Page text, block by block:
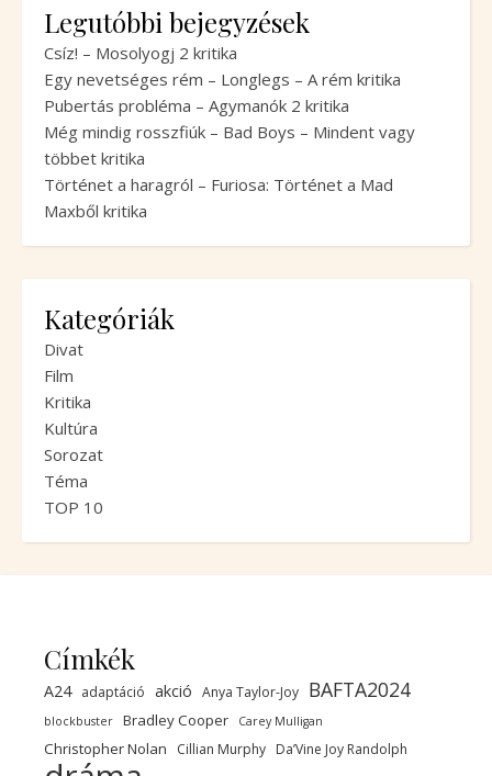
Legutóbbi bejegyzések
Csíz! – Mosolyogj 2 kritika
Egy nevetséges rém – Longlegs – A rém kritika
Pubertás probléma – Agymanók 2 kritika
Még mindig rosszfiúk – Bad Boys – Mindent vagy
többet kritika
Történet a haragról – Furiosa: Történet a Mad
Maxből kritika
Kategóriák
Divat
Film
Kritika
Kultúra
Sorozat
Téma
TOP 10
Címkék
A24 adaptáció akció Anya Taylor-Joy BAFTA2024
blockbuster Bradley Cooper Carey Mulligan
Christopher Nolan Cillian Murphy Da’Vine Joy Randolph